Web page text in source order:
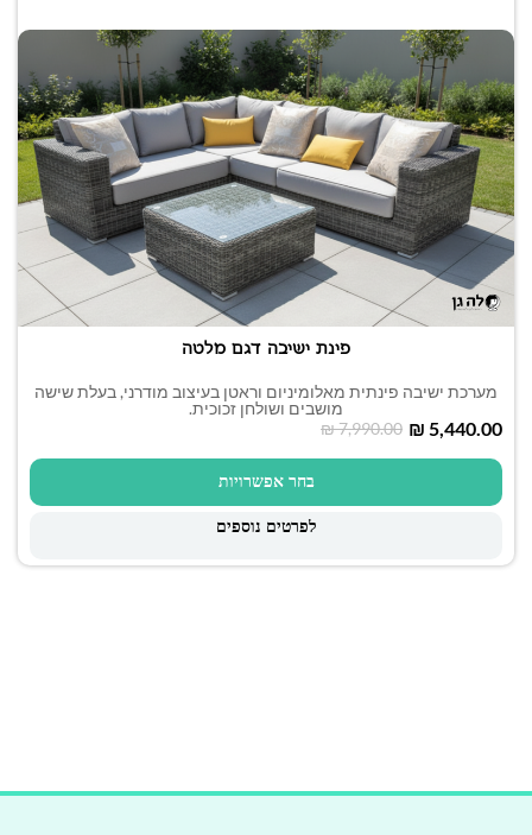
פינת ישיבה דגם מלטה
מערכת ישיבה פינתית מאלומיניום וראטן בעיצוב מודרני, בעלת שישה
מושבים ושולחן זכוכית.
₪7,990.00 ₪ 5,440.00
בחר אפשרויות
לפרטים נוספים